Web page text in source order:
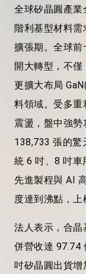
全球矽晶圓產業
階利基型材料
擴張期。全球
開大轉型，不僅
更擴大布局
料領域。受多
震盪，盤中強
138,733 張的驚
統 6 吋、8 吋車
先進製程與 AI
度達到沸點，上
法人表示，合
併營收達 97.74
吋矽晶圓出貨